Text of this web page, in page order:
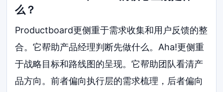
么？
Productboard更侧重于需求收集和用户反馈的整
合。它帮助产品经理判断先做什么。Aha!更侧重
于战略目标和路线图的呈现。它帮助团队看清产
品方向。前者偏向执行层的需求梳理，后者偏向